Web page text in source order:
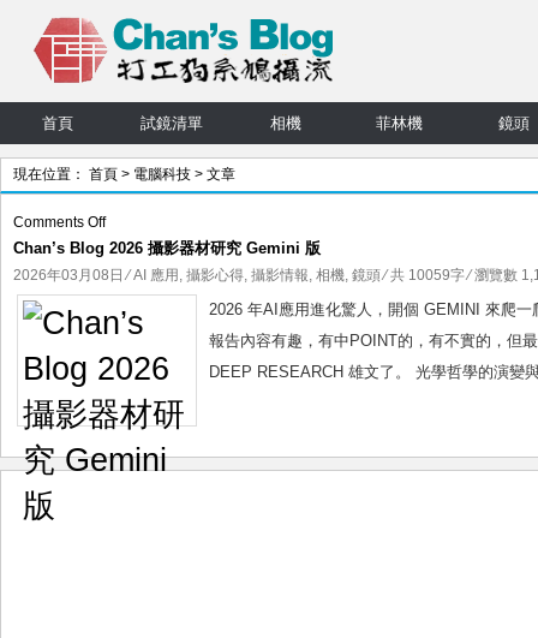
首頁 試鏡清單 相機 菲林機 鏡頭
現在位置： 首頁 > 電腦科技 > 文章
Comments Offon
Chan’s
Blog
2026
攝
影
器
材
研
究
Chan’s Blog 2026 攝影器材研究 Gemini 版
2026年03月08日 ⁄AI 應用 , 攝影心得, 攝影情報, 相機, 鏡頭⁄ 共 10059字 ⁄ 瀏覽數
2026 年AI應用進化驚人，開個 GEMINI 來爬
報告內容有趣，有中POINT的，有不實的，但
DEEP RESEARCH 雄文了。 光學哲學的演